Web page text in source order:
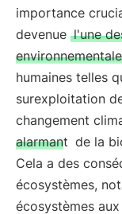
importance
devenue l'une
humaines telles
surexploitation
changement
alarmant de la
Cela a des
écosystèmes,
écosystèmes